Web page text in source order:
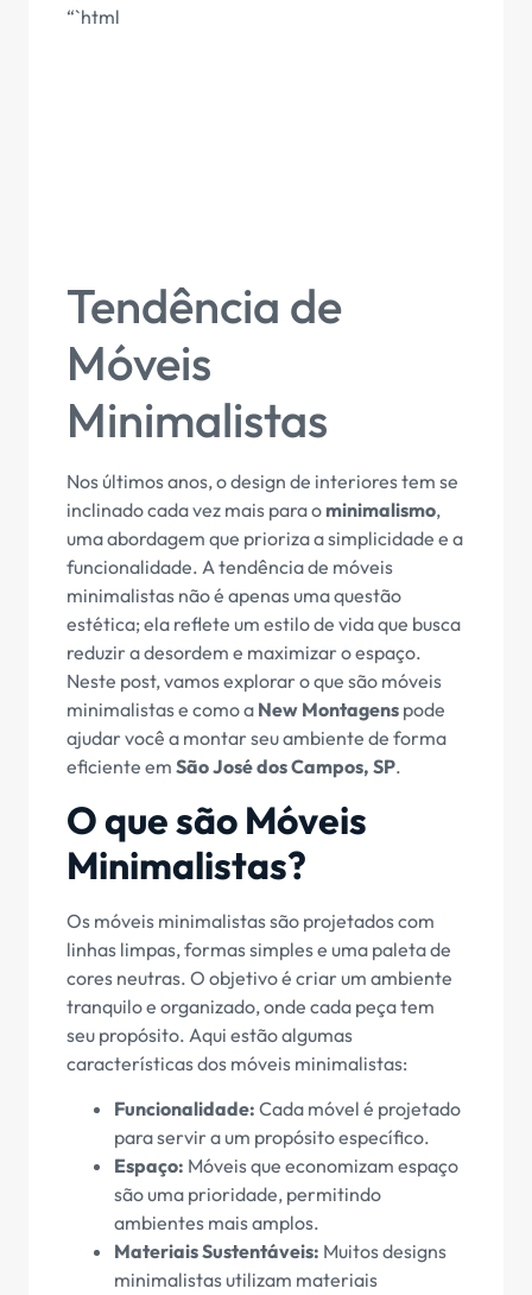
“`html
Tendência de
Móveis
Minimalistas
Nos últimos anos, o design de interiores tem se
inclinado cada vez mais para ominimalismo,
uma abordagem que prioriza a simplicidade e a
funcionalidade. A tendência de móveis
minimalistas não é apenas uma questão
estética; ela reflete um estilo de vida que busca
reduzir a desordem e maximizar o espaço.
Neste post, vamos explorar o que são móveis
minimalistas e como a New Montagens pode
ajudar você a montar seu ambiente de forma
eficiente em São José dos Campos, SP.
O que são Móveis
Minimalistas?
Os móveis minimalistas são projetados com
linhas limpas, formas simples e uma paleta de
cores neutras. O objetivo é criar um ambiente
tranquilo e organizado, onde cada peça tem
seu propósito. Aqui estão algumas
características dos móveis minimalistas:
Funcionalidade: Cada móvel é projetado
para servir a um propósito específico.
Espaço: Móveis que economizam espaço
são uma prioridade, permitindo
ambientes mais amplos.
Materiais Sustentáveis: Muitos designs
minimalistas utilizam materiais